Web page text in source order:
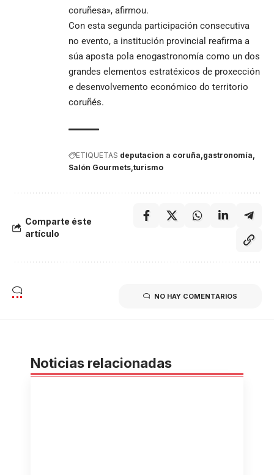
coruñesa», afirmou.
Con esta segunda participación consecutiva
no evento, a institución provincial reafirma a
súa aposta pola enogastronomía como un dos
grandes elementos estratéxicos de proxección
e desenvolvemento económico do territorio
coruñés.
ETIQUETAS deputacion a coruña gastronomía
Salón Gourmets turismo
Comparte éste
artículo
NO HAY COMENTARIOS
Noticias relacionadas